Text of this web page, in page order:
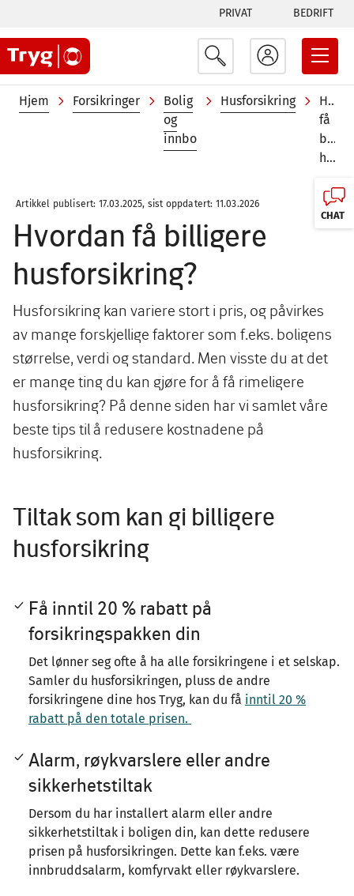
hovedinnhold
Tabs
menu
PRIVAT BEDRIFT
Navigasjonssti
Hjem Forsikringer
Bolig
og
innbo
Husforsikring
få
husforsikring?
Artikkel publisert: 17.03.2025, sist oppdatert: 11.03.2026
Hvordan få billigere
husforsikring?
Husforsikring kan variere stort i pris, og påvirkes
av mange forskjellige faktorer som f.eks. boligens
størrelse, verdi og standard. Men visste du at det
er mange ting du kan gjøre for å få rimeligere
husforsikring? På denne siden har vi samlet våre
beste tips til å redusere kostnadene på
husforsikring.
Tiltak som kan gi billigere
husforsikring
Få inntil 20 % rabatt på
forsikringspakken din
Det lønner seg ofte å ha alle forsikringene i et selskap.
Samler du husforsikringen, pluss de andre
forsikringene dine hos Tryg, kan du få inntil 20 %
rabatt på den totale prisen.
Alarm, røykvarslere eller andre
sikkerhetstiltak
Dersom du har installert alarm eller andre
sikkerhetstiltak i boligen din, kan dette redusere
prisen på husforsikringen. Dette kan f.eks. være
innbruddsalarm, komfyrvakt eller røykvarslere.
CHAT